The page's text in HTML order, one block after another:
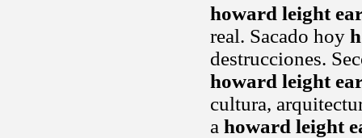
howard leight
real. Sacado hoy
destrucciones.
howard leight
cultura,
a howard leight